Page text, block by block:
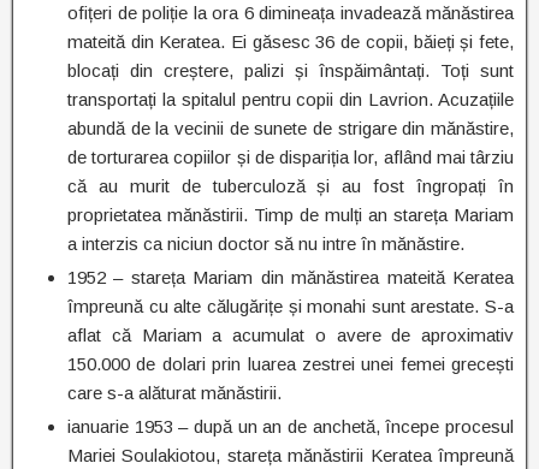
ofițeri de poliție la ora 6 dimineața invadează mănăstirea
mateită din Keratea. Ei găsesc 36 de copii, băieți și fete,
blocați din creștere, palizi și înspăimântați. Toți sunt
transportați la spitalul pentru copii din Lavrion. Acuzațiile
abundă de la vecinii de sunete de strigare din mănăstire,
de torturarea copiilor și de dispariția lor, aflând mai târziu
că au murit de tuberculoză și au fost îngropați în
proprietatea mănăstirii. Timp de mulți an stareța Mariam
a interzis ca niciun doctor să nu intre în mănăstire.
1952 – stareța Mariam din mănăstirea mateită Keratea
împreună cu alte călugărițe și monahi sunt arestate. S-a
aflat că Mariam a acumulat o avere de aproximativ
150.000 de dolari prin luarea zestrei unei femei grecești
care s-a alăturat mănăstirii.
ianuarie 1953 – după un an de anchetă, începe procesul
Mariei Soulakiotou, stareța mănăstirii Keratea împreună